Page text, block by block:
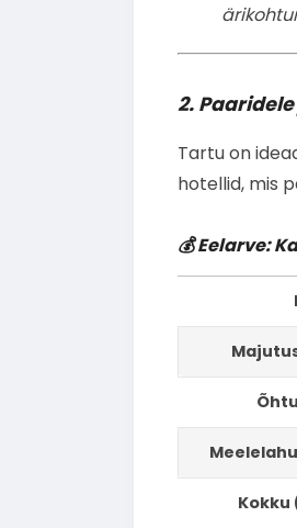
2.
Tartu on
hotellid, mis
💰 Eelarve: